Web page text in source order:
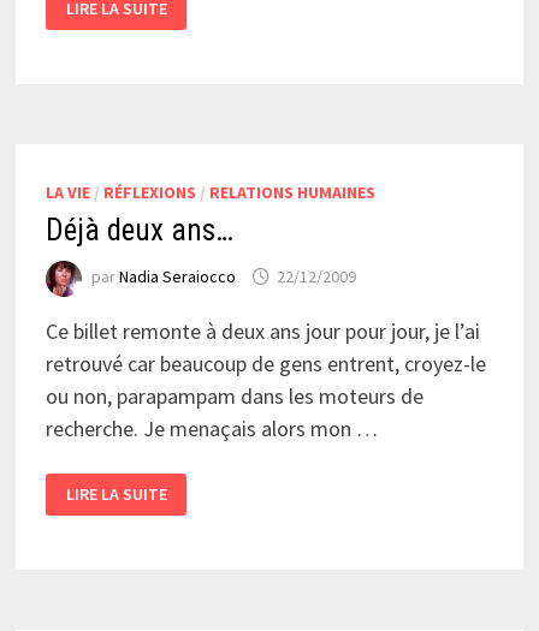
AU
SPA
LIRE LA SUITE
LA VIE/ RÉFLEXIONS / RELATIONS HUMAINES
Déjà deux ans…
parNadia Seraiocco 22/12/2009
Ce billet remonte à deux ans jour pour jour, je l’ai
retrouvé car beaucoup de gens entrent, croyez-le
ou non, parapampam dans les moteurs de
recherche. Je menaçais alors mon …
DÉJÀ
DEUX
ANS…
LIRE LA SUITE